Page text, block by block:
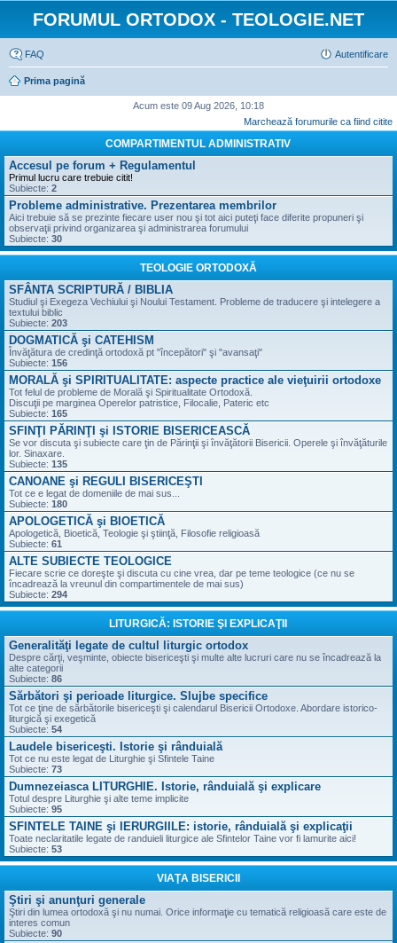
FORUMUL ORTODOX - TEOLOGIE.NET
FAQ Autentificare
Prima pagină
Acum este 09 Aug 2026, 10:18
Marchează forumurile ca fiind citite
COMPARTIMENTUL ADMINISTRATIV
Accesul pe forum + Regulamentul
Primul lucru care trebuie citit!
Subiecte: 2
Probleme administrative. Prezentarea membrilor
Aici trebuie să se prezinte fiecare user nou şi tot aici puteţi face diferite propuneri şi
observaţii privind organizarea şi administrarea forumului
Subiecte: 30
TEOLOGIE ORTODOXĂ
SFÂNTA SCRIPTURĂ / BIBLIA
Studiul şi Exegeza Vechiului şi Noului Testament. Probleme de traducere şi intelegere a
textului biblic
Subiecte: 203
DOGMATICĂ şi CATEHISM
Învăţătura de credinţă ortodoxă pt "începători" şi "avansaţi"
Subiecte: 156
MORALĂ şi SPIRITUALITATE: aspecte practice ale vieţuirii ortodoxe
Tot felul de probleme de Morală şi Spiritualitate Ortodoxă.
Discuţii pe marginea Operelor patristice, Filocalie, Pateric etc
Subiecte: 165
SFINŢI PĂRINŢI şi ISTORIE BISERICEASCĂ
Se vor discuta şi subiecte care ţin de Părinţii şi învăţătorii Bisericii. Operele şi învăţăturile
lor. Sinaxare.
Subiecte: 135
CANOANE şi REGULI BISERICEŞTI
Tot ce e legat de domeniile de mai sus...
Subiecte: 180
APOLOGETICĂ şi BIOETICĂ
Apologetică, Bioetică, Teologie şi ştiinţă, Filosofie religioasă
Subiecte: 61
ALTE SUBIECTE TEOLOGICE
Fiecare scrie ce doreşte şi discuta cu cine vrea, dar pe teme teologice (ce nu se
încadrează la vreunul din compartimentele de mai sus)
Subiecte: 294
LITURGICĂ: ISTORIE ŞI EXPLICAŢII
Generalităţi legate de cultul liturgic ortodox
Despre cărţi, veşminte, obiecte bisericeşti şi multe alte lucruri care nu se încadrează la
alte categorii
Subiecte: 86
Sărbători şi perioade liturgice. Slujbe specifice
Tot ce ţine de sărbătorile bisericeşti şi calendarul Bisericii Ortodoxe. Abordare istorico-
liturgică şi exegetică
Subiecte: 54
Laudele bisericeşti. Istorie şi rânduială
Tot ce nu este legat de Liturghie şi Sfintele Taine
Subiecte: 73
Dumnezeiasca LITURGHIE. Istorie, rânduială şi explicare
Totul despre Liturghie şi alte teme implicite
Subiecte: 95
SFINTELE TAINE şi IERURGIILE: istorie, rânduială şi explicaţii
Toate neclaritatile legate de randuieli liturgice ale Sfintelor Taine vor fi lamurite aici!
Subiecte: 53
VIAŢA BISERICII
Ştiri şi anunţuri generale
Ştiri din lumea ortodoxă şi nu numai. Orice informaţie cu tematică religioasă care este de
interes comun
Subiecte: 90